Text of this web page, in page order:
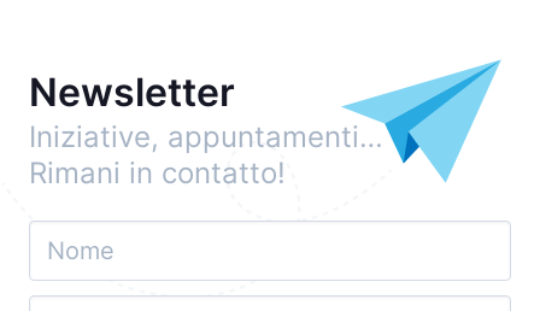
Newsletter
Iniziative, appuntamenti…
Rimani in contatto!